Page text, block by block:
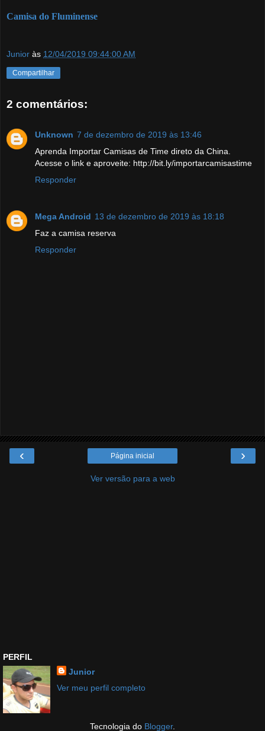
Camisa do Fluminense
Junior às 12/04/2019 09:44:00 AM
Compartilhar
2 comentários:
Unknown 7 de dezembro de 2019 às 13:46
Aprenda Importar Camisas de Time direto da China.
Acesse o link e aproveite: http://bit.ly/importarcamisastime
Responder
Mega Android 13 de dezembro de 2019 às 18:18
Faz a camisa reserva
Responder
‹ ›
Página inicial
Ver versão para a web
PERFIL
Junior
Ver meu perfil completo
Tecnologia do Blogger.